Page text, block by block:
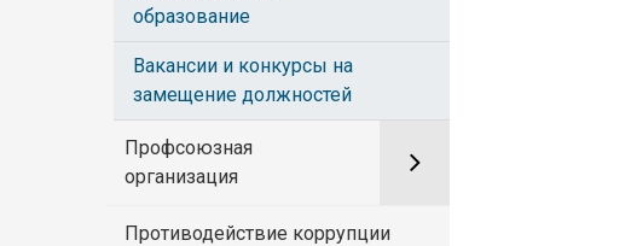
образование
Вакансии и конкурсы на
замещение должностей
Профсоюзная
организация
Противодействие коррупции